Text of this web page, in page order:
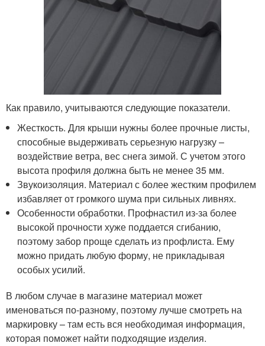
Как правило, учитываются следующие показатели.
Жесткость. Для крыши нужны более прочные листы,
способные выдерживать серьезную нагрузку –
воздействие ветра, вес снега зимой. С учетом этого
высота профиля должна быть не менее 35 мм.
Звукоизоляция. Материал с более жестким профилем
избавляет от громкого шума при сильных ливнях.
Особенности обработки. Профнастил из-за более
высокой прочности хуже поддается сгибанию,
поэтому забор проще сделать из профлиста. Ему
можно придать любую форму, не прикладывая
особых усилий.
В любом случае в магазине материал может
именоваться по-разному, поэтому лучше смотреть на
маркировку – там есть вся необходимая информация,
которая поможет найти подходящие изделия.